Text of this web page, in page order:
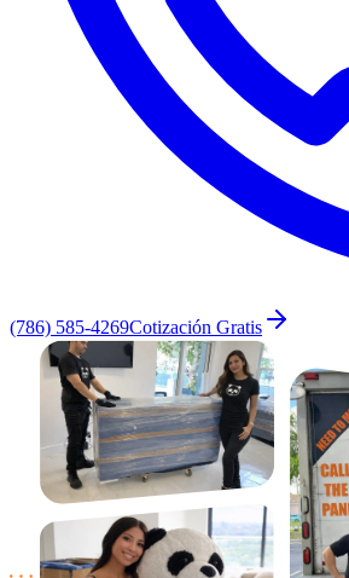
(786) 585-4269Cotización Gratis